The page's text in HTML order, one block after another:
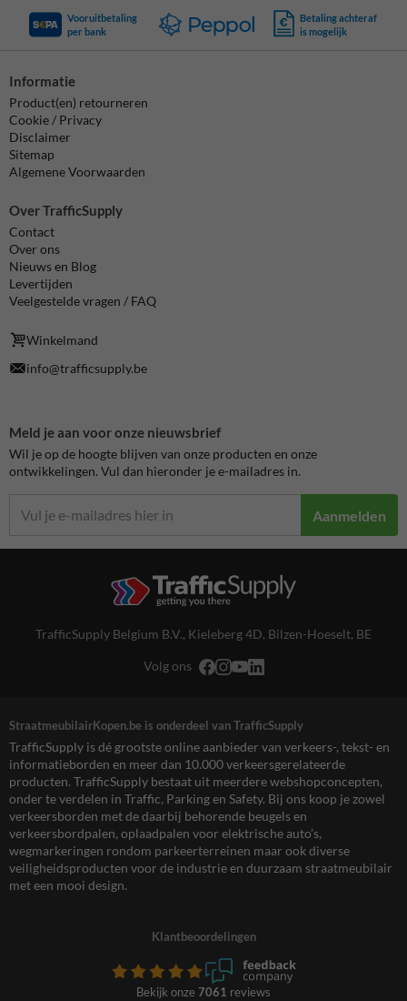
Vooruitbetaling
per bank
Betaling achteraf
is mogelijk
Informatie
Product(en) retourneren
Cookie / Privacy
Disclaimer
Sitemap
Algemene Voorwaarden
Over TrafficSupply
Contact
Over ons
Nieuws en Blog
Levertijden
Veelgestelde vragen / FAQ
Winkelmand
info@trafficsupply.be
Meld je aan voor onze nieuwsbrief
Wil je op de hoogte blijven van onze producten en onze
ontwikkelingen. Vul dan hieronder je e-mailadres in.
Aanmelden
TrafficSupply Belgium B.V., Kieleberg 4D, Bilzen-Hoeselt, BE
Volg ons
StraatmeubilairKopen.be is onderdeel van TrafficSupply
TrafficSupply is dé grootste online aanbieder van verkeers-, tekst- en
informatieborden en meer dan 10.000 verkeersgerelateerde
producten. TrafficSupply bestaat uit meerdere webshopconcepten,
onder te verdelen in Traffic, Parking en Safety. Bij ons koop je zowel
verkeersborden met de daarbij behorende beugels en
verkeersbordpalen, oplaadpalen voor elektrische auto’s,
wegmarkeringen rondom parkeerterreinen maar ook diverse
veiligheidsproducten voor de industrie en duurzaam straatmeubilair
met een mooi design.
Klantbeoordelingen
Bekijk onze 7061 reviews